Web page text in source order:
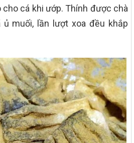
cá khi ướp. Thính được chà
muối, lần lượt xoa đều khắp